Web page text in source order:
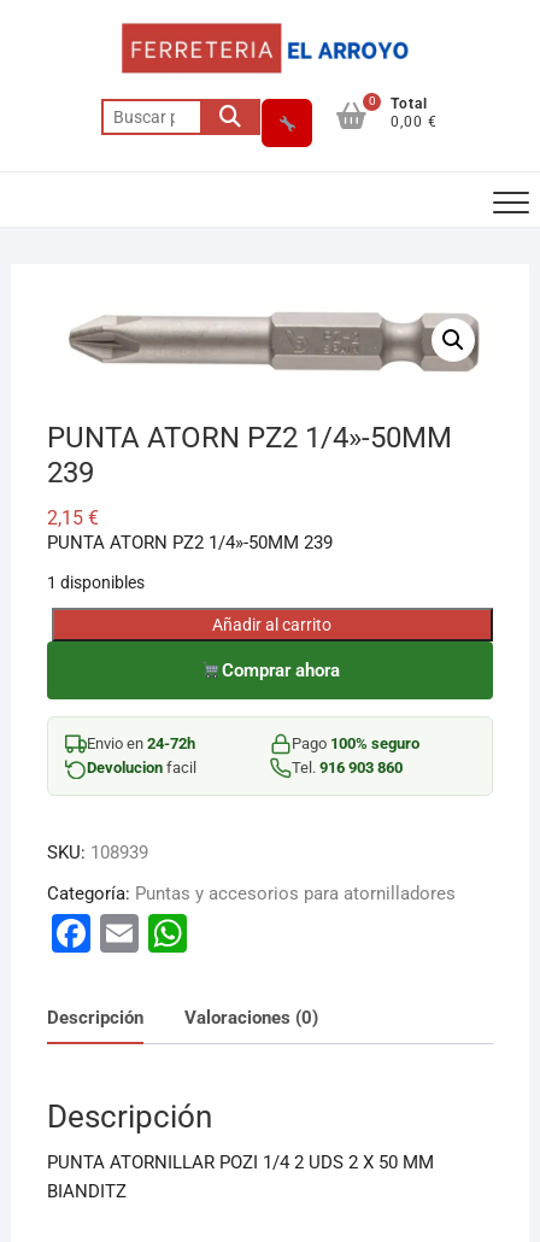
Buscar
por:
0
Total
0,00 €
PUNTA ATORN PZ2 1/4»-50MM
239
2,15 €
PUNTA ATORN PZ2 1/4»-50MM 239
1 disponibles
PUNTA
PZ2
1/4''-50MM
239
cantidad
Añadir al carrito
Comprar ahora
Envio en 24-72h Pago 100% seguro
Devolucionfacil Tel. 916 903 860
SKU: 108939
Categoría: Puntas y accesorios para atornilladores
F
c
e
o
o
k
E
ai
l
W
at
s
p
p
Descripción Valoraciones (0)
Descripción
PUNTA ATORNILLAR POZI 1/4 2 UDS 2 X 50 MM
BIANDITZ
Asesor El Arroyo
En línea · responde en segundos
¡Hola! Soy el asesor virtual de Ferretería El Arroyo.
Cuéntame qué necesitas y te ayudo a encontrarlo,
aunque no sepas el nombre exacto